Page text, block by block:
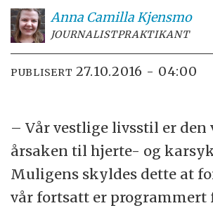
Anna CamillaKjensmo
JOURNALISTPRAKTIKANT
PUBLISERT 27.10.2016 - 04:00
– Vår vestlige livsstil er
årsaken til hjerte- og
Muligens skyldes dette at
vår fortsatt er programmert